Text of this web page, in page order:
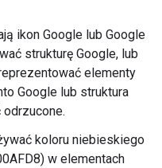
ikon Google lub Google
strukturę Google, lub
elementy
Google lub struktura
koloru niebieskiego
w elementach